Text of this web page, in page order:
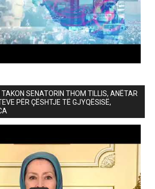
SENATORIN THOM TILLIS, ANËTAR
PËR ÇËSHTJE TË GJYQËSISË,